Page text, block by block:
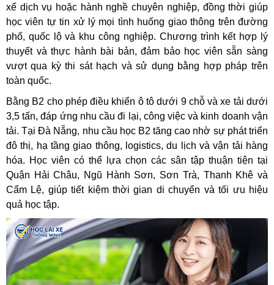
xế dịch vụ hoặc hành nghề chuyên nghiệp, đồng thời giúp
học viên tự tin xử lý mọi tình huống giao thông trên đường
phố, quốc lộ và khu công nghiệp. Chương trình kết hợp lý
thuyết và thực hành bài bản, đảm bảo học viên sẵn sàng
vượt qua kỳ thi sát hạch và sử dụng bằng hợp pháp trên
toàn quốc.
Bằng B2 cho phép điều khiển ô tô dưới 9 chỗ và xe tải dưới
3,5 tấn, đáp ứng nhu cầu đi lại, công việc và kinh doanh vận
tải. Tại Đà Nẵng, nhu cầu học B2 tăng cao nhờ sự phát triển
đô thị, hạ tầng giao thông, logistics, du lịch và vận tải hàng
hóa. Học viên có thể lựa chọn các sân tập thuận tiện tại
Quận Hải Châu, Ngũ Hành Sơn, Sơn Trà, Thanh Khê và
Cẩm Lệ, giúp tiết kiệm thời gian di chuyển và tối ưu hiệu
quả học tập.